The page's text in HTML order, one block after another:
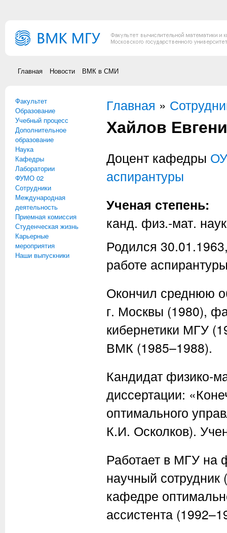
Главная Новости ВМК в СМИ
Факультет
Образование
Учебный процесс
Дополнительное
образование
Наука
Кафедры
Лаборатории
ФУМО 02
Сотрудники
Международная
деятельность
Приемная комиссия
Студенческая жизнь
Карьерные
мероприятия
Наши выпускники
Вы здесь
Главная »
Хайлов
Доцент кафедры ОУ
аспирантуры
Ученая степень:
канд. физ.-мат. наук
Родился
работе
Окончил среднюю
г. Москвы (1980),
кибернетики МГУ
ВМК (1985–1988).
Кандидат физико-
диссертации:
оптимального
К.И. Осколков).
Работает в МГУ на
научный сотрудник
кафедре
ассистента